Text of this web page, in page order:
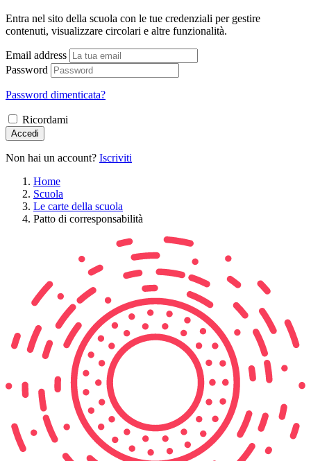
Entra nel sito della scuola con le tue credenziali per gestire
contenuti, visualizzare circolari e altre funzionalità.
Email address
Password
Password dimenticata?
Ricordami
Accedi
Non hai un account? Iscriviti
Home
Scuola
Le carte della scuola
Patto di corresponsabilità